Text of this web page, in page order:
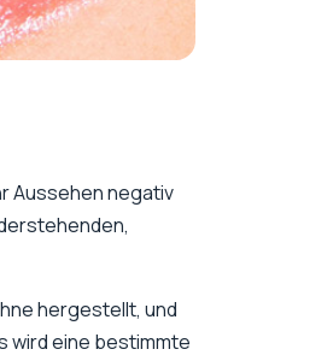
Aussehen negativ
hergestellt, und
wird eine bestimmte